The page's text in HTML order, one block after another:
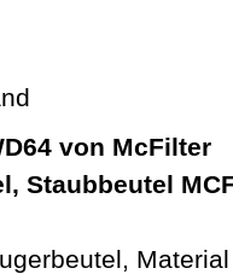
von McFilter